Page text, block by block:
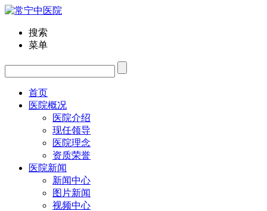
搜索
菜单
首页
医院概况
医院介绍
现任领导
医院理念
资质荣誉
医院新闻
新闻中心
图片新闻
视频中心